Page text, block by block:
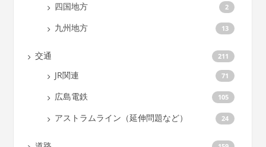
四国地方 2
九州地方 13
交通 211
JR関連 71
広島電鉄 105
アストラムライン（延伸問題など） 24